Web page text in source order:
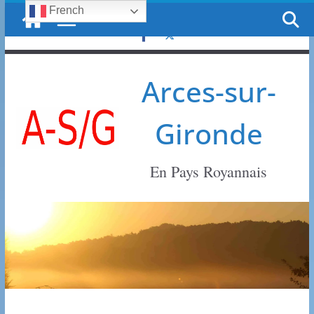
Passer
contenu
dimanche, 9 août, 2026
Arces-sur-
Gironde
En Pays Royannais
French